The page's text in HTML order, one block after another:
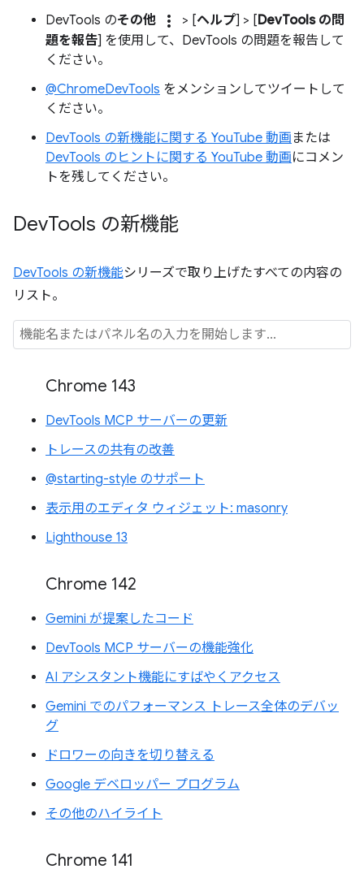
DevTools のその他 more_vert > [ヘルプ] > [DevTools の問
題を報告] を使用して、DevTools の問題を報告して
ください。
@ChromeDevTools をメンションしてツイートして
ください。
DevTools の新機能に関する YouTube 動画 または
DevTools のヒントに関する YouTube 動画にコメン
トを残してください。
DevTools の新機能
DevTools の新機能シリーズで取り上げたすべての内容の
リスト。
Chrome 143
DevTools MCP サーバーの更新
トレースの共有の改善
@starting-style のサポート
表示用のエディタ ウィジェット: masonry
Lighthouse 13
Chrome 142
Gemini が提案したコード
DevTools MCP サーバーの機能強化
AI アシスタント機能にすばやくアクセス
Gemini でのパフォーマンス トレース全体のデバッ
グ
ドロワーの向きを切り替える
Google デベロッパー プログラム
その他のハイライト
Chrome 141